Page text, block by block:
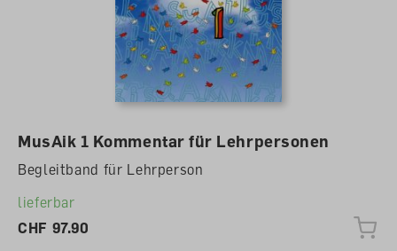
MusAik 1 Kommentar für Lehrpersonen
Begleitband für Lehrperson
lieferbar
CHF 97.90